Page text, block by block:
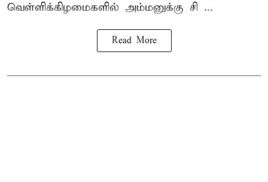
வெள்ளிக்கிழமைகளில் அம்மனுக்கு சி ...
Read More